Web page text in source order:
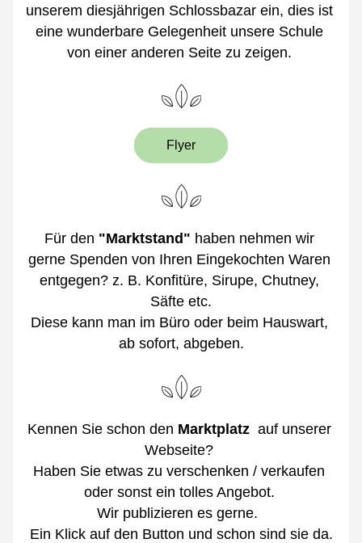
unserem diesjährigen Schlossbazar ein, dies ist
eine wunderbare Gelegenheit unsere Schule
von einer anderen Seite zu zeigen.
Flyer
Für den "Marktstand" haben nehmen wir
gerne Spenden von Ihren Eingekochten Waren
entgegen? z. B. Konfitüre, Sirupe, Chutney,
Säfte etc.
Diese kann man im Büro oder beim Hauswart,
ab sofort, abgeben.
Kennen Sie schon den Marktplatz auf unserer
Webseite?
Haben Sie etwas zu verschenken / verkaufen
oder sonst ein tolles Angebot.
Wir publizieren es gerne.
Ein Klick auf den Button und schon sind sie da.